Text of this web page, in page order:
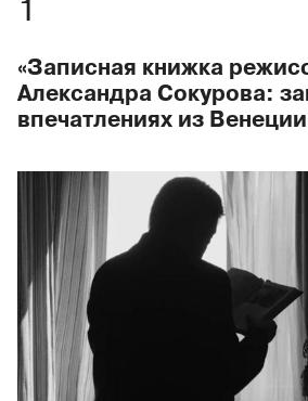
«Записная книжка
Александра Сокурова:
впечатлениях из